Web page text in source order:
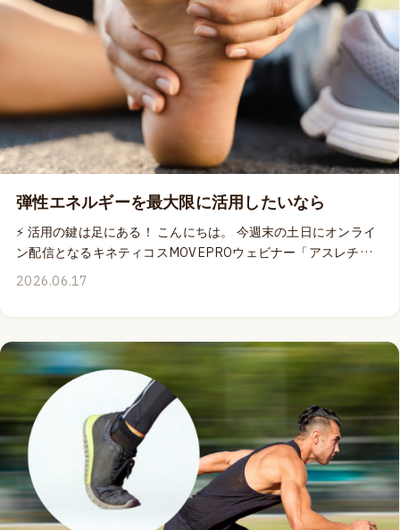
ます。 皆さまからいただいたご回答は、Success Clubをより価
値あるものにするための大切な参考とさせていただきます。 📅
回答期限：7月5日（日）23:59まで ▶ Success Club事前アンケ
ートはこちら Success Clubへの参加をご希望の方へ ⭐ Success
Clubは、プレミアムメンバー限定の新しいサービスです。
2026年のSuccess Clubは、7月13日の週よりスタート予定で
す。 参加をご希望の方は、7月5日（日）23:59までにプレミア
ムメンバーへお申込みください。 ▶ プレミアムメンバーシップ
の詳細・お申込みはこちら 皆さまと共に学び、成長できる機会
となることを、スタッフ一同楽しみにしております。😊 どうぞ
弾性エネルギーを最大限に活用したいなら
⚡ 活用の鍵は足にある！ こんにちは。 今週末の土日にオンライ
ン配信となるキネティコスMOVEPROウェビナー「アスレチッ
ク・アーチ：足底腱膜がいかにスピード、安定性、パワーを生
の構造と知覚が重要であるのかを再確認しているところです。
ジョギングを楽しむ人も、ランニングを真剣にトレーニングや
競技の一環として実践している人も、重力が私達に与えてくれ
るギフトである床反力を、ネガティブな衝撃として受け取るの
ではなく、エネルギーのポテンシャルとして最大限に活用する
ための秘訣を知りたいのではないかと思います。⚡ この「アス
レチック・アーチ：足底腱膜がいかにスピード、安定性、パワ
ーを生み出すか」と、9月5&6日にライブ配信となる「アーチへ
の過負荷：足底腱膜炎はなぜ起こるのか その原因と解決策」
2026.06.17